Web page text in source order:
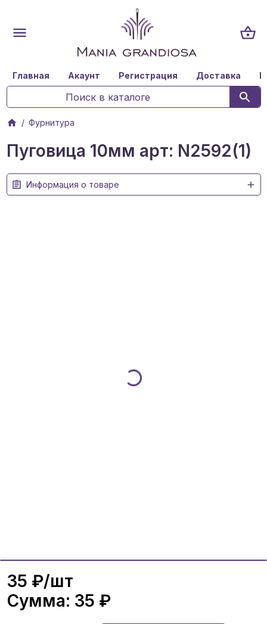
Главная Акаунт Регистрация Доставка
Фурнитура
Пуговица 10мм арт: N2592(1)
Информация о товаре
35 ₽/шт
Сумма: 35 ₽